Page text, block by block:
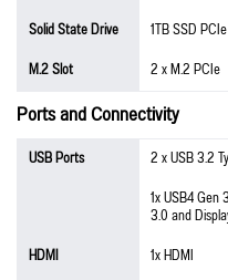
Solid State Drive
1TB SSD
M.2 Slot
2 x M.2 PCIe
Ports and Connectivity
USB Ports
2 x USB 3.2
1x USB4
3.0 and
HDMI
1x HDMI